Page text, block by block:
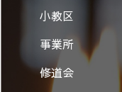
小教区
事業所
修道会